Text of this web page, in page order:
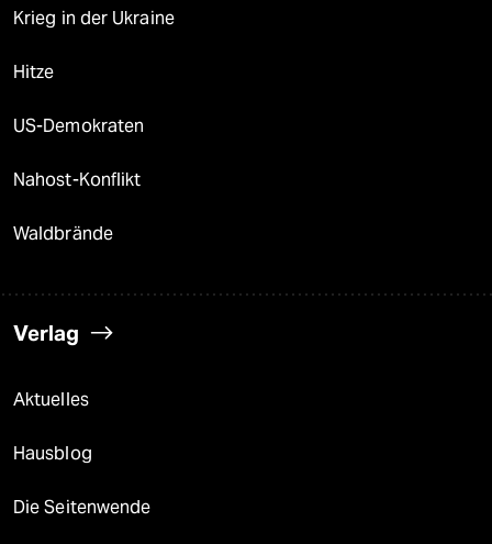
Krieg in der Ukraine
Hitze
US-Demokraten
Nahost-Konflikt
Waldbrände
Verlag
Aktuelles
Hausblog
Die Seitenwende